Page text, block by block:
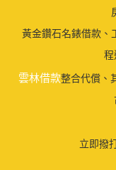
黃金鑽石名錶借款、
程
雲林借款整合代償、
立即撥